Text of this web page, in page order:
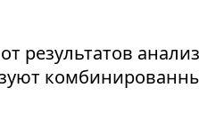
результатов